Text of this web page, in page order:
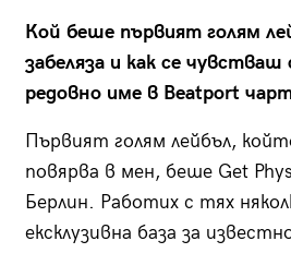
Кой беше първият голям
забеляза и как се чувстваш
редовно име в Beatport
Първият голям лейбъл,
повярва в мен, беше Get
Берлин. Работих с тях
ексклузивна база за